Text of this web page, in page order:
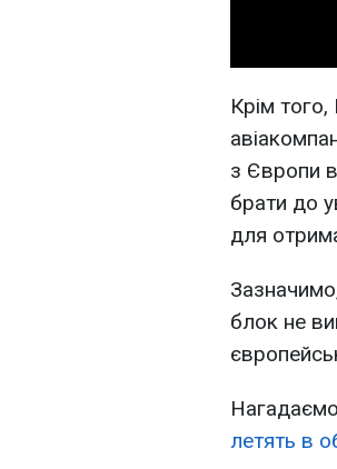
Крім
з Європи в
брати до
для
блок не
летять в